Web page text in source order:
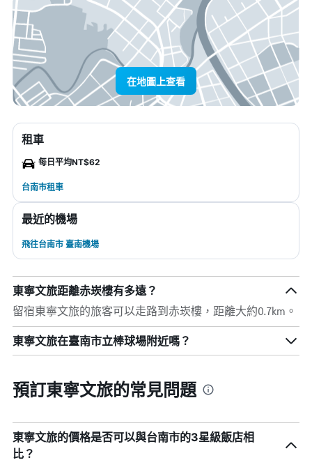
在地圖上查看
租車
每日平均NT$62
台南市租車
最近的機場
飛往台南市 臺南機場
東寧文旅距離赤崁樓有多遠？
留宿東寧文旅的旅客可以走路到赤崁樓，距離大約0.7km。
東寧文旅在臺南市立棒球場附近嗎？
預訂東寧文旅的常見問題
東寧文旅的價格是否可以與台南市的3星級飯店相
比？